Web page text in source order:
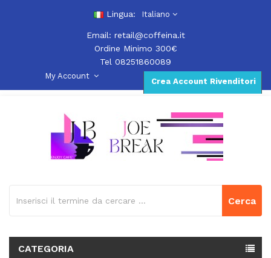
Lingua: Italiano
Email: retail@coffeina.it
Ordine Minimo 300€
Tel 08251860089
Crea Account Rivenditori
My Account
Cerca
CATEGORIA